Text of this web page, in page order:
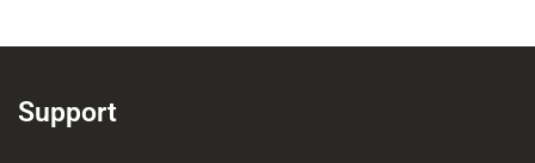
Support